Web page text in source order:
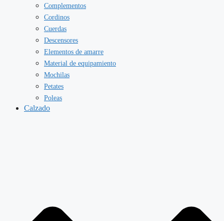
Complementos
Cordinos
Cuerdas
Descensores
Elementos de amarre
Material de equipamiento
Mochilas
Petates
Poleas
Calzado